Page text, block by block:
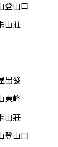
登山口
山莊
出發
東峰
山莊
登山口